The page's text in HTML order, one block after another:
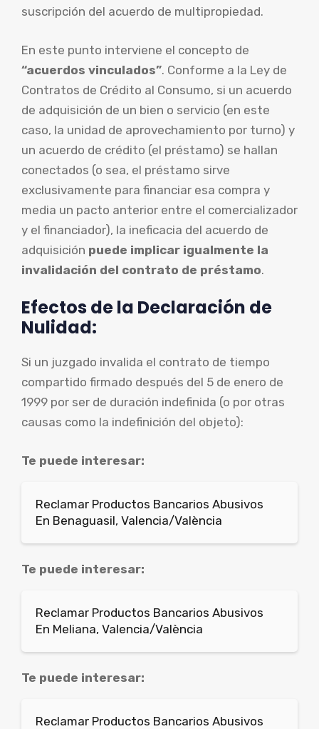
suscripción del acuerdo de multipropiedad.
En este punto interviene el concepto de
“acuerdos vinculados”. Conforme a la Ley de
Contratos de Crédito al Consumo, si un acuerdo
de adquisición de un bien o servicio (en este
caso, la unidad de aprovechamiento por turno) y
un acuerdo de crédito (el préstamo) se hallan
conectados (o sea, el préstamo sirve
exclusivamente para financiar esa compra y
media un pacto anterior entre el comercializador
y el financiador), la ineficacia del acuerdo de
adquisición puede implicar igualmente la
invalidación del contrato de préstamo.
Efectos de la Declaración de
Nulidad:
Si un juzgado invalida el contrato de tiempo
compartido firmado después del 5 de enero de
1999 por ser de duración indefinida (o por otras
causas como la indefinición del objeto):
Te puede interesar:
Reclamar Productos Bancarios Abusivos
En Benaguasil, Valencia/València
Te puede interesar:
Reclamar Productos Bancarios Abusivos
En Meliana, Valencia/València
Te puede interesar:
Reclamar Productos Bancarios Abusivos